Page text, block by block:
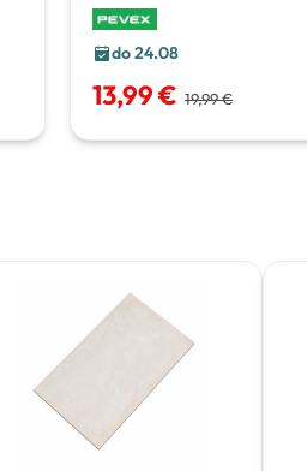
do 24.08
13,99 € 19,99 €